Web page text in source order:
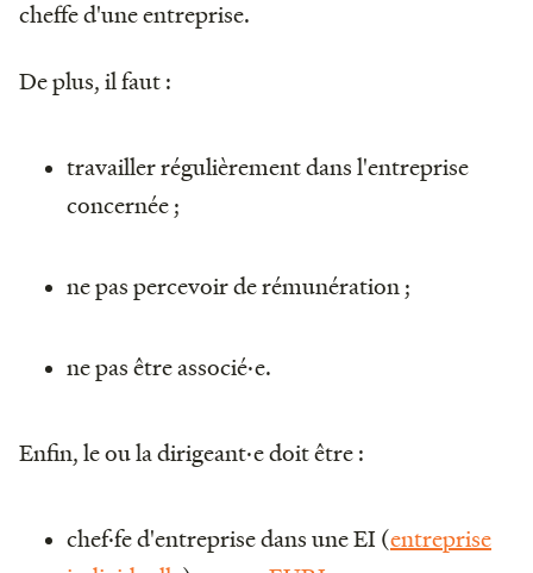
cheffe d'une entreprise.
De plus, il faut :
travailler régulièrement dans l'entreprise
concernée ;
ne pas percevoir de rémunération ;
ne pas être associé·e.
Enfin, le ou la dirigeant·e doit être :
chef·fe d'entreprise dans une EI (entreprise